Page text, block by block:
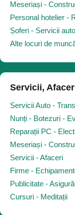
Meseriași -
Personal hotelier -
Șoferi - Servicii
Alte locuri de
Servicii,
Servicii Auto -
Nunți - Botezuri -
Reparații PC -
Meseriași -
Servicii - Afaceri
Firme -
Publicitate -
Cursuri - Meditații